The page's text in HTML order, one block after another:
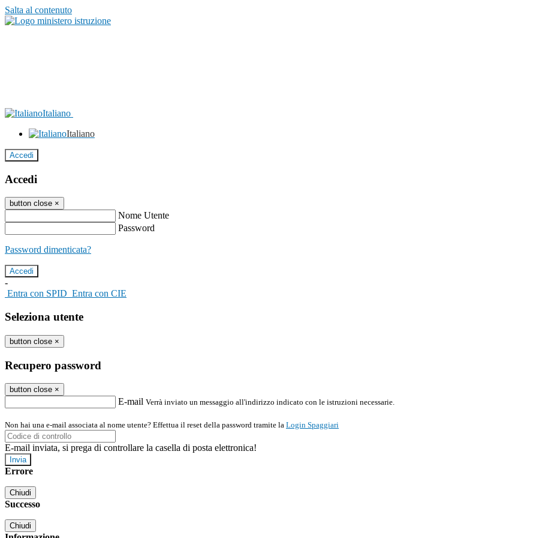
Salta al contenuto
Italiano
Italiano
Accedi
Accedi
button close ×
Nome Utente
Password
Password dimenticata?
-
Entra con SPID Entra con CIE
Seleziona utente
button close ×
Recupero password
button close ×
E-mail Verrà inviato un messaggio all'indirizzo indicato con le istruzioni necessarie.
Non hai una e-mail associata al nome utente? Effettua il reset della password tramite la Login Spaggiari
E-mail inviata, si prega di controllare la casella di posta elettronica!
Errore
Chiudi
Successo
Chiudi